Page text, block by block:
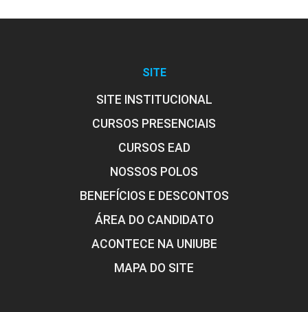
SITE
SITE INSTITUCIONAL
CURSOS PRESENCIAIS
CURSOS EAD
NOSSOS POLOS
BENEFÍCIOS E DESCONTOS
ÁREA DO CANDIDATO
ACONTECE NA UNIUBE
MAPA DO SITE